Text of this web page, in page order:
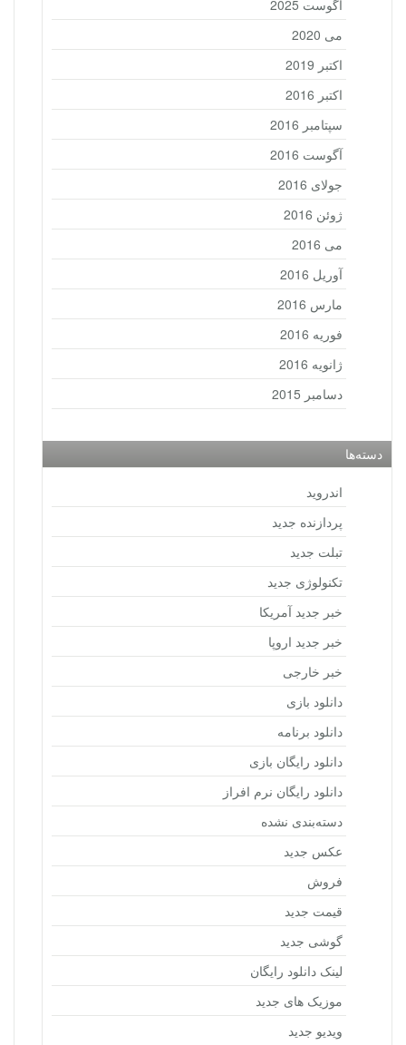
آگوست 2025
می 2020
اکتبر 2019
اکتبر 2016
سپتامبر 2016
آگوست 2016
جولای 2016
ژوئن 2016
می 2016
آوریل 2016
مارس 2016
فوریه 2016
ژانویه 2016
دسامبر 2015
دسته‌ها
اندروید
پردازنده جدید
تبلت جدید
تکنولوژی جدید
خبر جدید آمریکا
خبر جدید اروپا
خبر خارجی
دانلود بازی
دانلود برنامه
دانلود رایگان بازی
دانلود رایگان نرم افراز
دسته‌بندی نشده
عکس جدید
فروش
قیمت جدید
گوشی جدید
لینک دانلود رایگان
موزیک های جدید
ویدیو جدید